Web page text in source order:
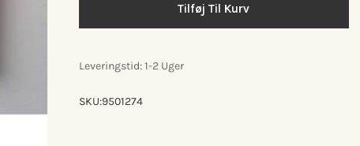
m/2
vandret
knagerække
m/2
Tilføj Til Kurv
Leveringstid: 1-2 Uger
SKU:9501274